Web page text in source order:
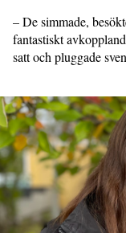
– De simmade,
fantastiskt
satt och pluggade